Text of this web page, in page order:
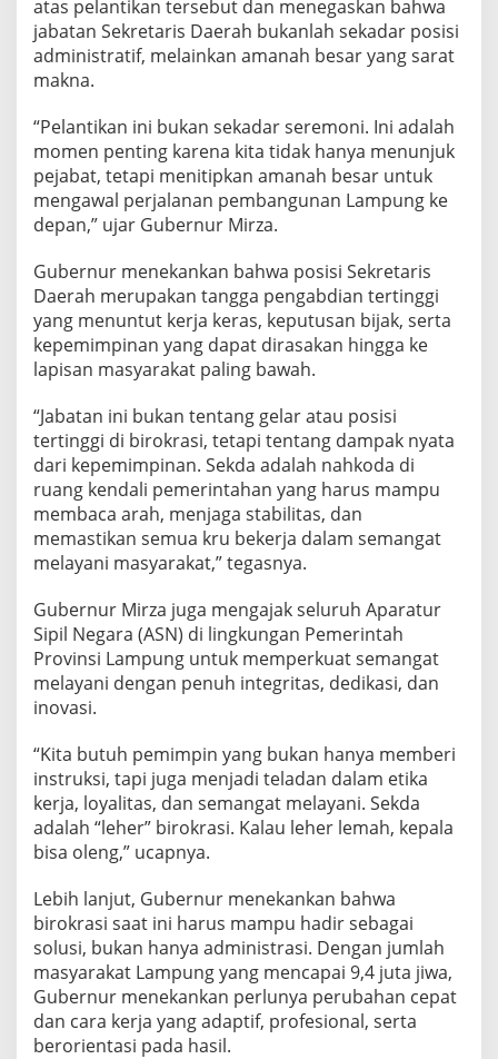
v
i
n
L
a
m
p
u
n
atas pelantikan tersebut dan menegaskan bahwa
jabatan Sekretaris Daerah bukanlah sekadar posisi
administratif, melainkan amanah besar yang sarat
makna.
“Pelantikan ini bukan sekadar seremoni. Ini adalah
momen penting karena kita tidak hanya menunjuk
pejabat, tetapi menitipkan amanah besar untuk
mengawal perjalanan pembangunan Lampung ke
depan,” ujar Gubernur Mirza.
Gubernur menekankan bahwa posisi Sekretaris
Daerah merupakan tangga pengabdian tertinggi
yang menuntut kerja keras, keputusan bijak, serta
kepemimpinan yang dapat dirasakan hingga ke
lapisan masyarakat paling bawah.
“Jabatan ini bukan tentang gelar atau posisi
tertinggi di birokrasi, tetapi tentang dampak nyata
dari kepemimpinan. Sekda adalah nahkoda di
ruang kendali pemerintahan yang harus mampu
membaca arah, menjaga stabilitas, dan
memastikan semua kru bekerja dalam semangat
melayani masyarakat,” tegasnya.
Gubernur Mirza juga mengajak seluruh Aparatur
Sipil Negara (ASN) di lingkungan Pemerintah
Provinsi Lampung untuk memperkuat semangat
melayani dengan penuh integritas, dedikasi, dan
inovasi.
“Kita butuh pemimpin yang bukan hanya memberi
instruksi, tapi juga menjadi teladan dalam etika
kerja, loyalitas, dan semangat melayani. Sekda
adalah “leher” birokrasi. Kalau leher lemah, kepala
bisa oleng,” ucapnya.
Lebih lanjut, Gubernur menekankan bahwa
birokrasi saat ini harus mampu hadir sebagai
solusi, bukan hanya administrasi. Dengan jumlah
masyarakat Lampung yang mencapai 9,4 juta jiwa,
Gubernur menekankan perlunya perubahan cepat
dan cara kerja yang adaptif, profesional, serta
berorientasi pada hasil.